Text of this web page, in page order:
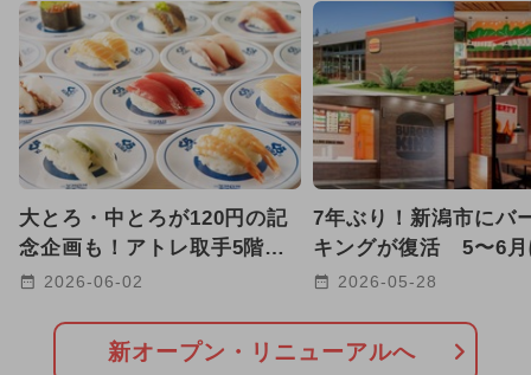
2026年1月のイベント
2026年8月のイベント
2024年11月のイベント
2024年7月のイベント
2025年12月のイベント
2025年3月のイベント
2026年7月のイベント キャラクター
大とろ・中とろが120円の記
念企画も！アトレ取手5階に
市内初出店の「くら寿司」
2026-06-02
7年ぶり！新潟市にバ
キングが復活 5〜6月
て全国8店舗が続々オ
2026-05-28
新オープン・リニューアルへ